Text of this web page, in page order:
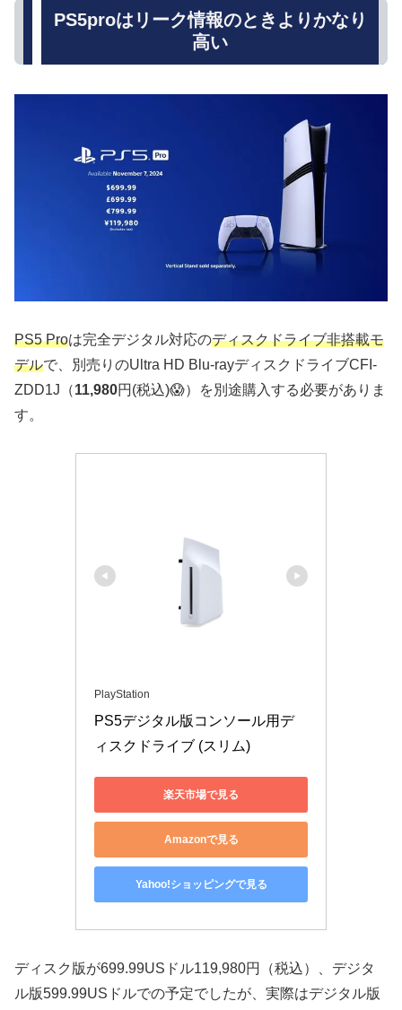
PS5proはリーク情報のときよりかなり
高い
PS5 Proは完全デジタル対応のディスクドライブ非搭載モ
デルで、別売りのUltra HD Blu-rayディスクドライブCFI-
ZDD1J（11,980円(税込)😱）を別途購入する必要がありま
す。
PlayStation
PS5デジタル版コンソール用デ
ィスクドライブ (スリム)
楽天市場で見る
Amazonで見る
Yahoo!ショッピングで見る
ディスク版が699.99USドル119,980円（税込）、デジタ
ル版599.99USドルでの予定でしたが、実際はデジタル版